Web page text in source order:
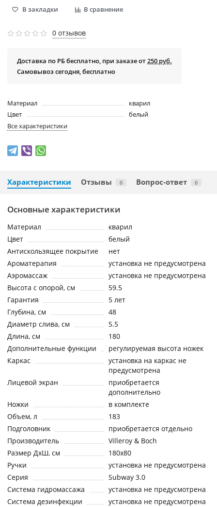
В закладки В сравнение
0 отзывов
Доставка по РБ бесплатно, при заказе от250 руб.
Самовывоз сегодня, бесплатно
Материал
кварил
Цвет
белый
Все характеристики
Характеристики Отзывы 0 Вопрос-ответ 0
Основные характеристики
Материал
кварил
Цвет
белый
Антискользящее покрытие
нет
Ароматерапия
установка не предусмотрена
Аэромассаж
установка не предусмотрена
Высота с опорой, см
59.5
Гарантия
5 лет
Глубина, см
48
Диаметр слива, см
5.5
Длина, см
180
Дополнительные функции
регулируемая высота ножек
Каркас
установка на каркас не
предусмотрена
Лицевой экран
приобретается
дополнительно
Ножки
в комплекте
Объем, л
183
Подголовник
приобретается отдельно
Производитель
Villeroy & Boch
Размер ДхШ, см
180x80
Ручки
установка не предусмотрена
Серия
Subway 3.0
Система гидромассажа
установка не предусмотрена
Система дезинфекции
установка не предусмотрена